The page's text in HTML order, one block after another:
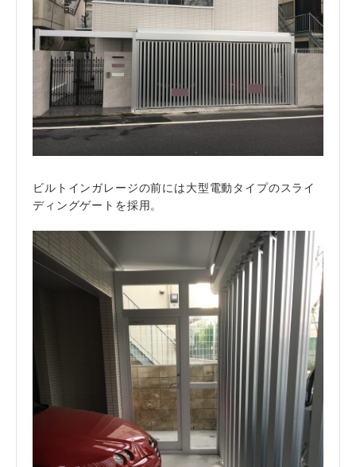
ビルトインガレージの前には大型電動タイプのスライ
ディングゲートを採用。